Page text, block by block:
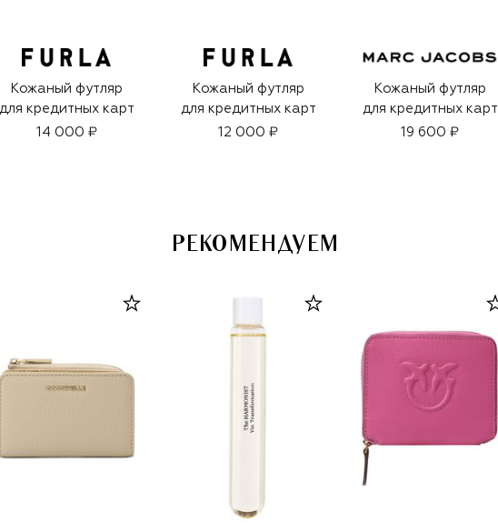
Кожаный футляр
для кредитных карт
14 000 ₽
Кожаный футляр
для кредитных карт
12 000 ₽
Кожаный футляр
для кредитных карт
19 600 ₽
РЕКОМЕНДУЕМ